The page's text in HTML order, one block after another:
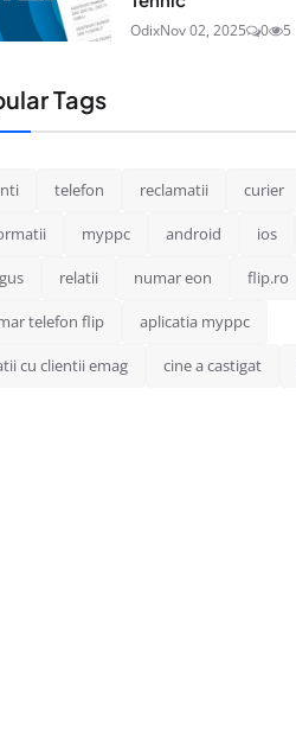
OdixNov 02, 2025 0 5
Tags
telefon reclamatii curier
myppc android ios
relatii numar eon flip.ro
telefon flip aplicatia myppc
cu clientii emag cine a castigat